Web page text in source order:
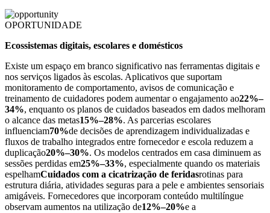
OPORTUNIDADE
Ecossistemas digitais, escolares e domésticos
Existe um espaço em branco significativo nas ferramentas digitais e
nos serviços ligados às escolas. Aplicativos que suportam
monitoramento de comportamento, avisos de comunicação e
treinamento de cuidadores podem aumentar o engajamento ao22%–
34%, enquanto os planos de cuidados baseados em dados melhoram
o alcance das metas15%–28%. As parcerias escolares
influenciam70%de decisões de aprendizagem individualizadas e
fluxos de trabalho integrados entre fornecedor e escola reduzem a
duplicação20%–30%. Os modelos centrados em casa diminuem as
sessões perdidas em25%–33%, especialmente quando os materiais
espelhamCuidados com a cicatrização de feridasrotinas para
estrutura diária, atividades seguras para a pele e ambientes sensoriais
amigáveis. Fornecedores que incorporam conteúdo multilíngue
observam aumentos na utilização de12%–20%e a